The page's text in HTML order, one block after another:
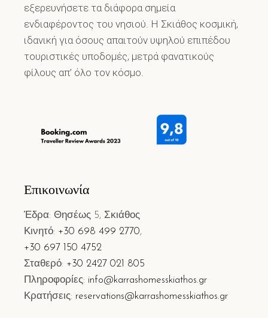
εξερευνήσετε τα διάφορα σημεία
ενδιαφέροντος του νησιού. Η Σκιάθος κοσμική,
ιδανική για όσους απαιτούν υψηλού επιπέδου
τουριστικές υποδομές, μετρά φανατικούς
φίλους απ’ όλο τον κόσμο.
Επικοινωνία
Έδρα: Θησέως 5, Σκιάθος
Κινητό: +30 698 499 2770,
+30 697 150 4752
Σταθερό: +30 2427 021 805
Πληροφορίες: info@karrashomesskiathos.gr
Κρατήσεις: reservations@karrashomesskiathos.gr